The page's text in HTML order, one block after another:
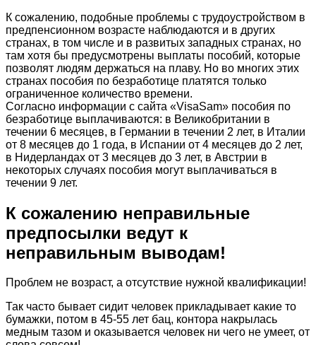
К сожалению, подобные проблемы с трудоустройством в
предпенсионном возрасте наблюдаются и в других
странах, в том числе и в развитых западных странах, но
там хотя бы предусмотрены выплаты пособий, которые
позволят людям держаться на плаву. Но во многих этих
странах пособия по безработице платятся только
ограниченное количество времени.
Согласно информации с сайта «VisaSam» пособия по
безработице выплачиваются: в Великобритании в
течении 6 месяцев, в Германии в течении 2 лет, в Италии
от 8 месяцев до 1 года, в Испании от 4 месяцев до 2 лет,
в Нидерландах от 3 месяцев до 3 лет, в Австрии в
некоторых случаях пособия могут выплачиваться в
течении 9 лет.
К сожалению неправильные
предпосылки ведут к
неправильным выводам!
Проблем не возраст, а отсутствие нужной квалификации!
Так часто бывает сидит человек прикладывает какие то
бумажки, потом в 45-55 лет бац, контора накрылась
медным тазом и оказывается человек ни чего не умеет, от